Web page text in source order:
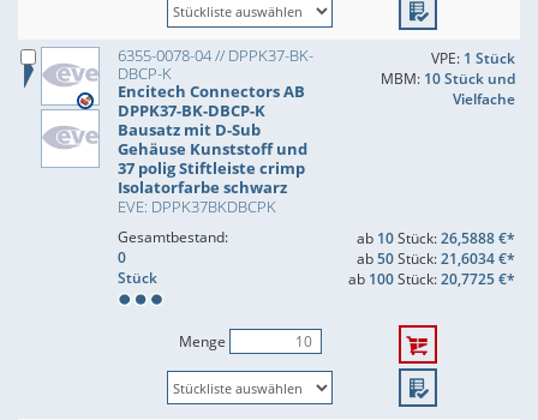
6355-0078-04 // DPPK37-BK-
DBCP-K
Encitech Connectors AB
DPPK37-BK-DBCP-K
Bausatz mit D-Sub
Gehäuse Kunststoff und
37 polig Stiftleiste crimp
Isolatorfarbe schwarz
EVE: DPPK37BKDBCPK
VPE: 1 Stück
MBM: 10 Stück und
Vielfache
Gesamtbestand:
0
Stück
ab 10Stück:26,5888 €*
ab50Stück:21,6034 €*
ab 100Stück:20,7725 €*
Menge